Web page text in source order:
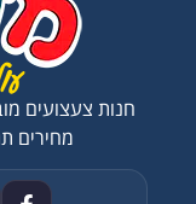
חנות צעצועים
מחירים